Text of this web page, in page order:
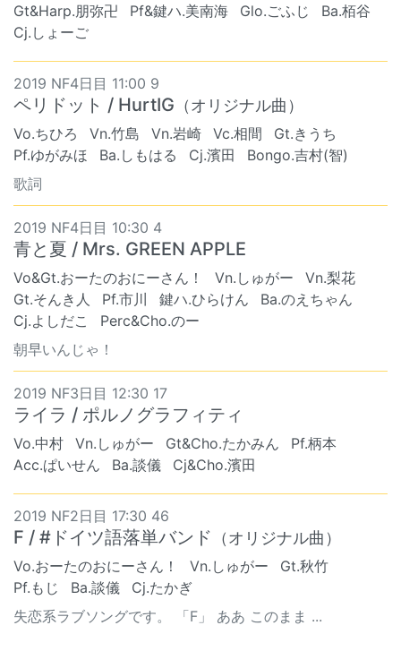
Gt&Harp.朋弥卍
Pf&鍵ハ.美南海 Glo.ごふじ
Ba.栢谷
Cj.しょーご
2019 NF4日目 11:00 9
ペリドット / HurtIG （オリジナル曲）
Vo.ちひろ Vn.竹島 Vn.岩崎 Vc.相間
Gt.きうち
Pf.ゆがみほ
Ba.しもはる Cj.濱田
Bongo.吉村(智)
歌詞
2019 NF4日目 10:30 4
青と夏 / Mrs. GREEN APPLE
Vo&Gt.おーたのおにーさん！ Vn.しゅがー
Vn.梨花
Gt.そんき人
Pf.市川 鍵ハ.ひらけん
Ba.のえちゃん
Cj.よしだこ
Perc&Cho.のー
朝早いんじゃ！
2019 NF3日目 12:30 17
ライラ / ポルノグラフィティ
Vo.中村 Vn.しゅがー Gt&Cho.たかみん
Pf.柄本
Acc.ぱいせん
Ba.談儀 Cj&Cho.濱田
2019 NF2日目 17:30 46
F / #ドイツ語落単バンド （オリジナル曲）
Vo.おーたのおにーさん！ Vn.しゅがー
Gt.秋竹
Pf.もじ
Ba.談儀
Cj.たかぎ
失恋系ラブソングです。 「F」 ああ このまま ...